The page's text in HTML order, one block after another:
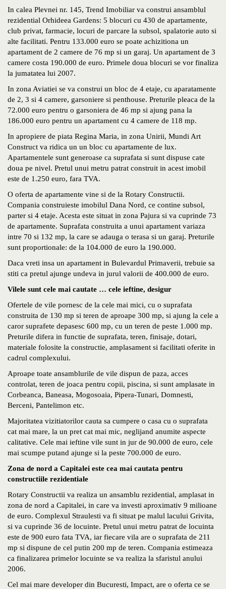
In calea Plevnei nr. 145, Trend Imobiliar va construi ansamblul
rezidential Orhideea Gardens: 5 blocuri cu 430 de apartamente,
club privat, farmacie, locuri de parcare la subsol, spalatorie auto si
alte facilitati. Pentru 133.000 euro se poate achizitiona un
apartament de 2 camere de 76 mp si un garaj. Un apartament de 3
camere costa 190.000 de euro. Primele doua blocuri se vor finaliza
la jumatatea lui 2007.
In zona Aviatiei se va construi un bloc de 4 etaje, cu aparatamente
de 2, 3 si 4 camere, garsoniere si penthouse. Preturile pleaca de la
72.000 euro pentru o garsoniera de 46 mp si ajung pana la
186.000 euro pentru un apartament cu 4 camere de 118 mp.
In apropiere de piata Regina Maria, in zona Unirii, Mundi Art
Construct va ridica un un bloc cu apartamente de lux.
Apartamentele sunt generoase ca suprafata si sunt dispuse cate
doua pe nivel. Pretul unui metru patrat construit in acest imobil
este de 1.250 euro, fara TVA.
O oferta de apartamente vine si de la Rotary Constructii.
Compania construieste imobilul Dana Nord, ce contine subsol,
parter si 4 etaje. Acesta este situat in zona Pajura si va cuprinde 73
de apartamente. Suprafata construita a unui apartament variaza
intre 70 si 132 mp, la care se adauga o terasa si un garaj. Preturile
sunt proportionale: de la 104.000 de euro la 190.000.
Daca vreti insa un apartament in Bulevardul Primaverii, trebuie sa
stiti ca pretul ajunge undeva in jurul valorii de 400.000 de euro.
Vilele sunt cele mai cautate … cele ieftine, desigur
Ofertele de vile pornesc de la cele mai mici, cu o suprafata
construita de 130 mp si teren de aproape 300 mp, si ajung la cele a
caror suprafete depasesc 600 mp, cu un teren de peste 1.000 mp.
Preturile difera in functie de suprafata, teren, finisaje, dotari,
materiale folosite la constructie, amplasament si facilitati oferite in
cadrul complexului.
Aproape toate ansamblurile de vile dispun de paza, acces
controlat, teren de joaca pentru copii, piscina, si sunt amplasate in
Corbeanca, Baneasa, Mogosoaia, Pipera-Tunari, Domnesti,
Berceni, Pantelimon etc.
Majoritatea vizitiatorilor cauta sa cumpere o casa cu o suprafata
cat mai mare, la un pret cat mai mic, neglijand anumite aspecte
calitative. Cele mai ieftine vile sunt in jur de 90.000 de euro, cele
mai scumpe putand ajunge si la peste 700.000 de euro.
Zona de nord a Capitalei este cea mai cautata pentru
constructiile rezidentiale
Rotary Constructii va realiza un ansamblu rezidential, amplasat in
zona de nord a Capitalei, in care va investi aproximativ 9 milioane
de euro. Complexul Straulesti va fi situat pe malul lacului Grivita,
si va cuprinde 36 de locuinte. Pretul unui metru patrat de locuinta
este de 900 euro fata TVA, iar fiecare vila are o suprafata de 211
mp si dispune de cel putin 200 mp de teren. Compania estimeaza
ca finalizarea primelor locuinte se va realiza la sfaristul anului
2006.
Cel mai mare developer din Bucuresti, Impact, are o oferta ce se